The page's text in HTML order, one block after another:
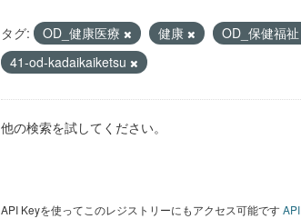
タグ: OD_健康医療 健康 OD_保健福祉
41-od-kadaikaiketsu
他の検索を試してください。
API Keyを使ってこのレジストリーにもアクセス可能ですAPI